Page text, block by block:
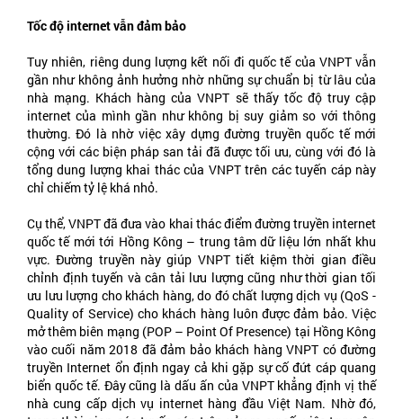
Tốc độ internet vẫn đảm bảo
Tuy nhiên, riêng dung lượng kết nối đi quốc tế của VNPT vẫn
gần như không ảnh hưởng nhờ những sự chuẩn bị từ lâu của
nhà mạng. Khách hàng của VNPT sẽ thấy tốc độ truy cập
internet của mình gần như không bị suy giảm so với thông
thường. Đó là nhờ việc xây dựng đường truyền quốc tế mới
cộng với các biện pháp san tải đã được tối ưu, cùng với đó là
tổng dung lượng khai thác của VNPT trên các tuyến cáp này
chỉ chiếm tỷ lệ khá nhỏ.
Cụ thể, VNPT đã đưa vào khai thác điểm đường truyền internet
quốc tế mới tới Hồng Kông – trung tâm dữ liệu lớn nhất khu
vực. Đường truyền này giúp VNPT tiết kiệm thời gian điều
chỉnh định tuyến và cân tải lưu lượng cũng như thời gian tối
ưu lưu lượng cho khách hàng, do đó chất lượng dịch vụ (QoS -
Quality of Service) cho khách hàng luôn được đảm bảo. Việc
mở thêm biên mạng (POP – Point Of Presence) tại Hồng Kông
vào cuối năm 2018 đã đảm bảo khách hàng VNPT có đường
truyền Internet ổn định ngay cả khi gặp sự cố đứt cáp quang
biển quốc tế. Đây cũng là dấu ấn của VNPT khẳng định vị thế
nhà cung cấp dịch vụ internet hàng đầu Việt Nam. Nhờ đó,